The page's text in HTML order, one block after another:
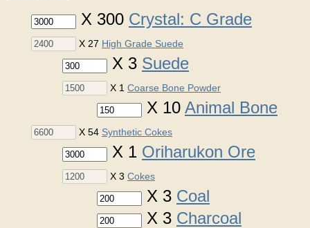
X 300 Crystal: C Grade
X 27 High Grade Suede
X 3 Suede
X 1 Coarse Bone Powder
X 10 Animal Bone
X 54 Synthetic Cokes
X 1 Oriharukon Ore
X 3 Cokes
X 3 Coal
X 3 Charcoal